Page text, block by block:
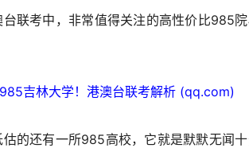
联考中，非常值得关注的高性价比985院
吉林大学！港澳台联考解析 (qq.com)
的还有一所985高校，它就是默默无闻